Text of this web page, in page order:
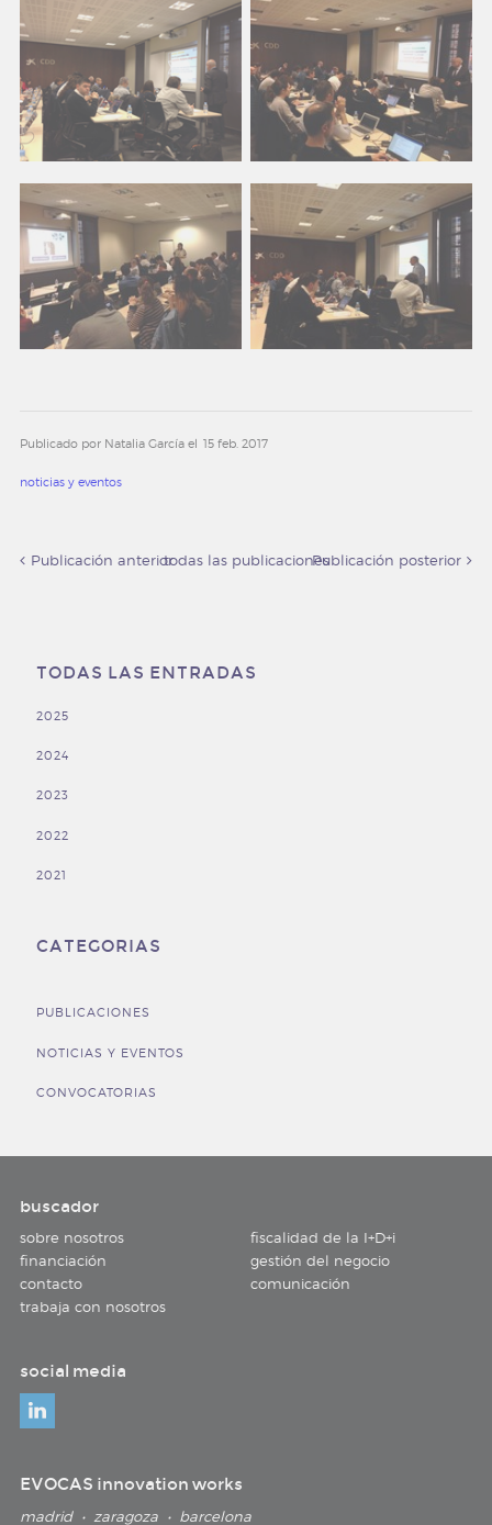
Publicado por Natalia García el 15 feb. 2017
noticias y eventos
Publicación anteriortodas las publicacionesPublicación posterior
TODAS LAS ENTRADAS
2025
2024
2023
2022
2021
CATEGORIAS
PUBLICACIONES
NOTICIAS Y EVENTOS
CONVOCATORIAS
buscador
sobre nosotros
fiscalidad de la I+D+i
financiación
gestión del negocio
contacto
comunicación
trabaja con nosotros
social media
EVOCAS innovation works
madrid • zaragoza • barcelona